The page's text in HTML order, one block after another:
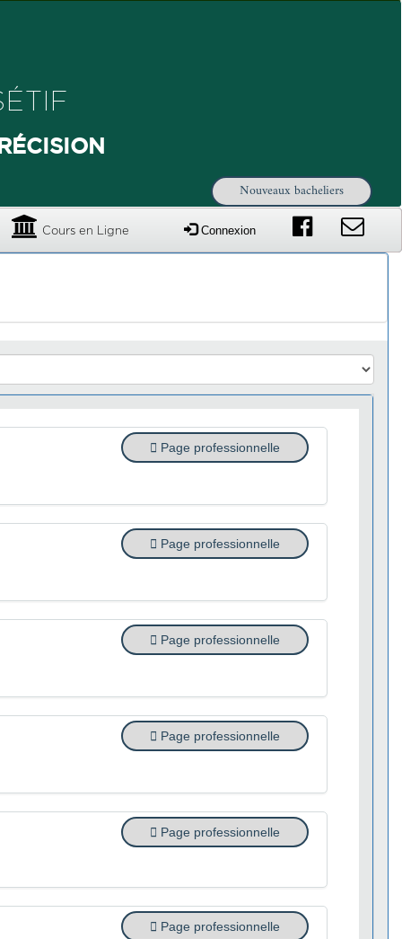
Nouveaux bacheliers
Cours en Ligne Connexion
Page professionnelle
Page professionnelle
Page professionnelle
Page professionnelle
Page professionnelle
Page professionnelle